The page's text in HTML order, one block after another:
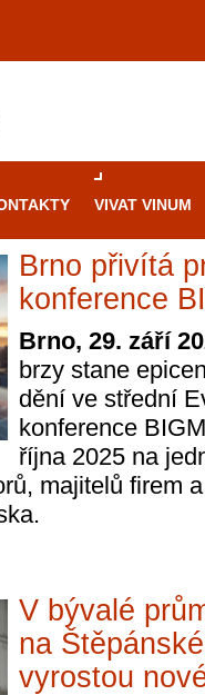
VIVAT VINUM
Brno přivítá
konference
Brno, 29. září
brzy stane
dění ve střední
konference
října 2025 na
majitelů firem
V bývalé
na
vyrostou
Průvodce
Brně: Od
automaty
Brno je
zajímavé
restaurace,
kde si
hry. V